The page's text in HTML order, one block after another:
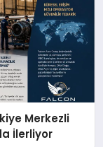
Merkezli
İlerliyor